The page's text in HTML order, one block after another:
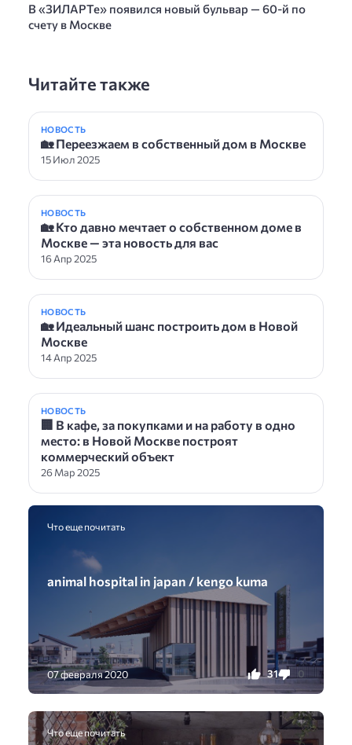
В «ЗИЛАРТе» появился новый бульвар — 60-й по
счету в Москве
Читайте также
НОВОСТЬ
🏡 Переезжаем в собственный дом в Москве
15 Июл 2025
НОВОСТЬ
🏡 Кто давно мечтает о собственном доме в
Москве — эта новость для вас
16 Апр 2025
НОВОСТЬ
🏡 Идеальный шанс построить дом в Новой
Москве
14 Апр 2025
НОВОСТЬ
🏢 В кафе, за покупками и на работу в одно
место: в Новой Москве построят
коммерческий объект
26 Мар 2025
Что еще почитать
animal hospital in japan / kengo kuma
07 февраля 2020 31 0
Что еще почитать